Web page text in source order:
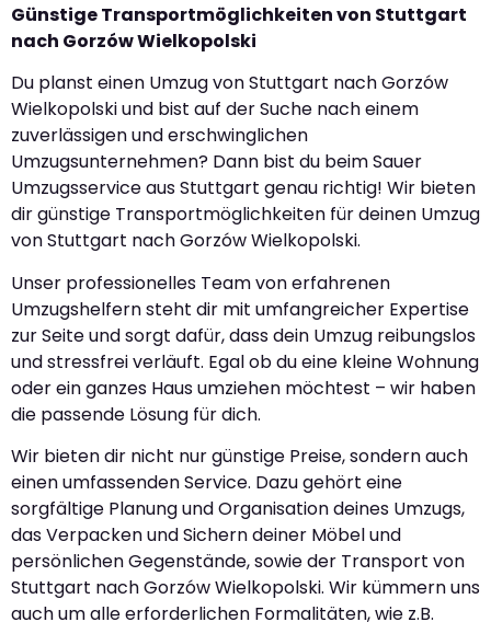
Günstige Transportmöglichkeiten von Stuttgart
nach Gorzów Wielkopolski
Du planst einen Umzug von Stuttgart nach Gorzów
Wielkopolski und bist auf der Suche nach einem
zuverlässigen und erschwinglichen
Umzugsunternehmen? Dann bist du beim Sauer
Umzugsservice aus Stuttgart genau richtig! Wir bieten
dir günstige Transportmöglichkeiten für deinen Umzug
von Stuttgart nach Gorzów Wielkopolski.
Unser professionelles Team von erfahrenen
Umzugshelfern steht dir mit umfangreicher Expertise
zur Seite und sorgt dafür, dass dein Umzug reibungslos
und stressfrei verläuft. Egal ob du eine kleine Wohnung
oder ein ganzes Haus umziehen möchtest – wir haben
die passende Lösung für dich.
Wir bieten dir nicht nur günstige Preise, sondern auch
einen umfassenden Service. Dazu gehört eine
sorgfältige Planung und Organisation deines Umzugs,
das Verpacken und Sichern deiner Möbel und
persönlichen Gegenstände, sowie der Transport von
Stuttgart nach Gorzów Wielkopolski. Wir kümmern uns
auch um alle erforderlichen Formalitäten, wie z.B.